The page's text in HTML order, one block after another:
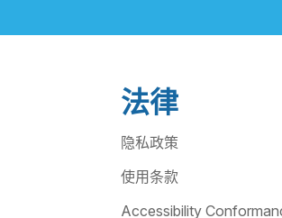
法律
隐私政策
使用条款
Accessibility